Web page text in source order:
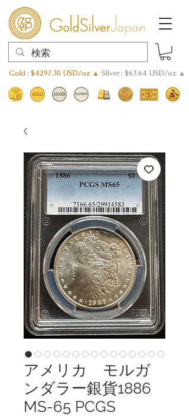
Gold : $4297.30 USD/oz ▲ Silver : $63.64 USD/oz ▲
アメリカ モルガ
ンダラー銀貨1886
MS-65 PCGS